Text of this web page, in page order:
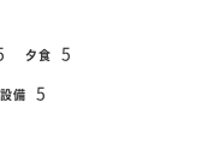
夕食 5
備 5